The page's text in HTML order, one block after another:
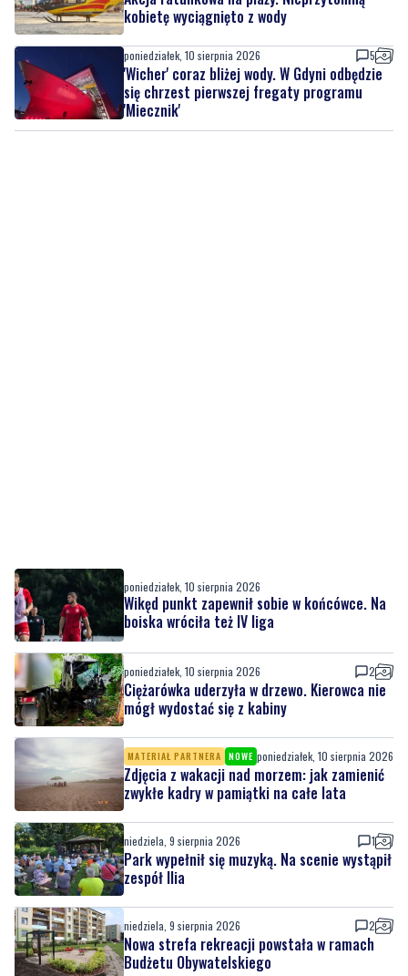
kobietę wyciągnięto z wody
poniedziałek, 10 sierpnia 2026 5
'Wicher' coraz bliżej wody. W Gdyni odbędzie
się chrzest pierwszej fregaty programu
'Miecznik'
poniedziałek, 10 sierpnia 2026
Wikęd punkt zapewnił sobie w końcówce. Na
boiska wróciła też IV liga
poniedziałek, 10 sierpnia 2026 2
Ciężarówka uderzyła w drzewo. Kierowca nie
mógł wydostać się z kabiny
MATERIAŁ PARTNERA NOWE poniedziałek, 10 sierpnia 2026
Zdjęcia z wakacji nad morzem: jak zamienić
zwykłe kadry w pamiątki na całe lata
niedziela, 9 sierpnia 2026 1
Park wypełnił się muzyką. Na scenie wystąpił
zespół Ilia
niedziela, 9 sierpnia 2026 2
Nowa strefa rekreacji powstała w ramach
Budżetu Obywatelskiego